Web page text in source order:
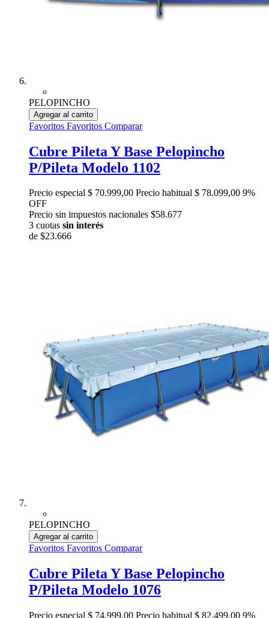
PELOPINCHO
Agregar al carrito
Favoritos Favoritos Comparar
Cubre Pileta Y Base Pelopincho
P/Pileta Modelo 1102
Precio especial $ 70.999,00 Precio habitual $ 78.099,00 9%
OFF
Precio sin impuestos nacionales $58.677
3 cuotas sin interés
de $23.666
PELOPINCHO
Agregar al carrito
Favoritos Favoritos Comparar
Cubre Pileta Y Base Pelopincho
P/Pileta Modelo 1076
Precio especial $ 74.999,00 Precio habitual $ 82.499,00 9%